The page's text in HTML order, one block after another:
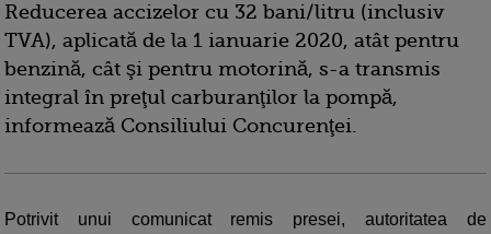
Reducerea accizelor cu 32 bani/litru (inclusiv
TVA), aplicată de la 1 ianuarie 2020, atât pentru
benzină, cât şi pentru motorină, s-a transmis
integral în preţul carburanţilor la pompă,
informează Consiliului Concurenţei.
Potrivit unui comunicat remis presei, autoritatea de